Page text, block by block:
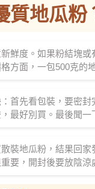
質地瓜粉
鮮度。如果粉結塊
方面，一包500克的
首先看包裝，要密
最好別買。最後聞
裝地瓜粉，結果回
要，開封後要放陰涼